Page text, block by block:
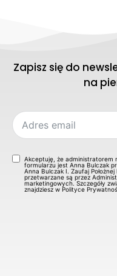
Zapisz się do
na
Akceptuję, że administratorem
formularzu jest Anna Bulczak
Anna Bulczak I. Zaufaj
przetwarzane są przez
marketingowych. Szczegóły
znajdziesz w Polityce